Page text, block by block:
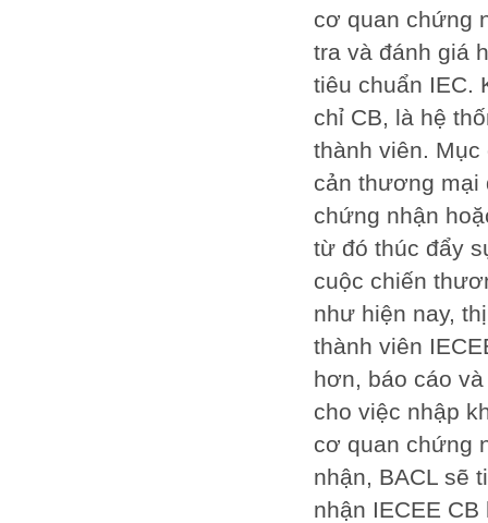
cơ quan chứng
tra và đánh giá
tiêu chuẩn IEC.
chỉ CB, là hệ
thành viên.
cản thương mại
chứng nhận
từ đó thúc đẩy
cuộc chiến
như hiện nay,
thành viên
hơn, báo cáo
cho việc nhập
cơ quan chứng
nhận, BACL sẽ
nhận IECEE CB